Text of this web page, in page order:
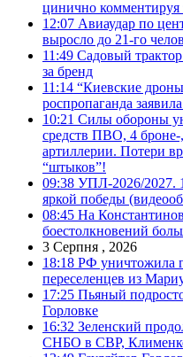
цинично комментируя
12:07 Авиаудар по
выросло до 21-го
11:49 Садовый
за бренд
11:14 “Киевские дроны
роспропаганда
10:21 Силы обороны
средств ПВО, 4 броне-
артиллерии. Потери
“штыков”!
09:38 УПЛ-2026/2027.
яркой победы
08:45 На
боестолкновений
3 Серпня , 2026
18:18 РФ уничтожила
переселенцев из
17:25 Пьяный
Горловке
16:32 Зеленский
СНБО в СВР,